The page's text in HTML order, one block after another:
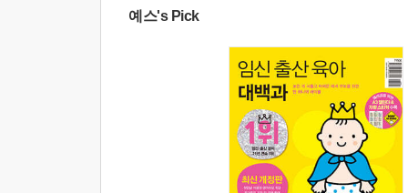
예스's Pick